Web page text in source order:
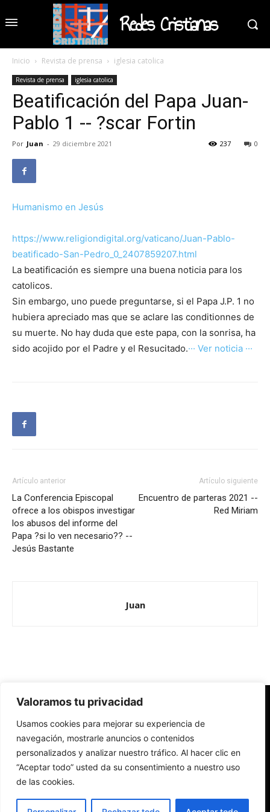
Valoramos tu privacidad
Usamos cookies para mejorar su experiencia de
navegación, mostrarle anuncios o contenidos
personalizados y analizar nuestro tráfico. Al hacer clic en
“Aceptar todo” usted da su consentimiento a nuestro uso
de las cookies.
Redes Cristianas
Inicio Revista de prensa iglesia catolica
Revista de prensa iglesia catolica
Beatificación del Papa Juan-
Pablo 1 -- ?scar Fortin
Por Juan - 29 diciembre 2021 0
237
Humanismo en Jesús
https://www.religiondigital.org/vaticano/Juan-Pablo-
beatificado-San-Pedro_0_2407859207.html
La beatificación es siempre una buena noticia para los
catolicos.
Sin embargo, uno puede preguntarse, si el Papa J.P. 1 no
hubiera apreciado mas que se aclare las conditionnes de
su muerte. No hay duda que este papa, con la sonrisa, ha
sido acojido por el Padre y el Resucitado.··· Ver noticia ···
Artículo anterior
La Conferencia Episcopal
ofrece a los obispos investigar
los abusos del informe del
Papa ?si lo ven necesario?? --
Jesús Bastante
Artículo siguiente
Encuentro de parteras 2021 --
Red Miriam
Juan
Redes Cristianas
Una mirada alternativa sobre la Iglesia católica y la sociedad
- Colectivos de Redes Cristianas